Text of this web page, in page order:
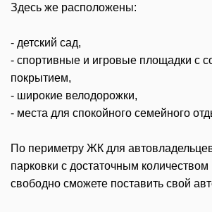
Здесь же расположены:
- детский сад,
- спортивные и игровые площадки с
покрытием,
- широкие велодорожки,
- места для спокойного семейного
По периметру ЖК для
парковки с достаточным
свободно сможете поставить свой